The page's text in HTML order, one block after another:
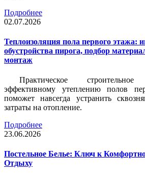
Подробнее
02.07.2026
Теплоизоляция пола первого этажа:
обустройства пирога, подбор
монтаж
Практическое
эффективному утеплению полов
поможет навсегда устранить
затраты на отопление.
Подробнее
23.06.2026
Постельное Белье: Ключ к
Отдыху